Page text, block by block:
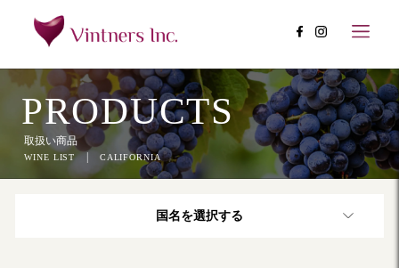
PRODUCTS
取扱い商品
WINE LIST CALIFORNIA
国名を選択する